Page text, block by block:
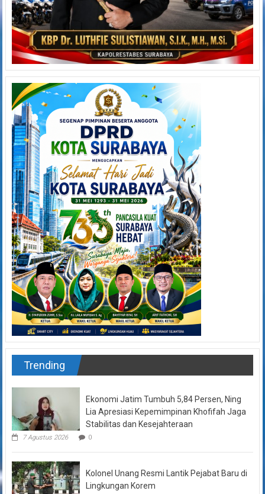
Trending
Ekonomi Jatim Tumbuh 5,84 Persen, Ning
Lia Apresiasi Kepemimpinan Khofifah Jaga
Stabilitas dan Kesejahteraan
7 Agustus 2026 0
Kolonel Unang Resmi Lantik Pejabat Baru di
Lingkungan Korem